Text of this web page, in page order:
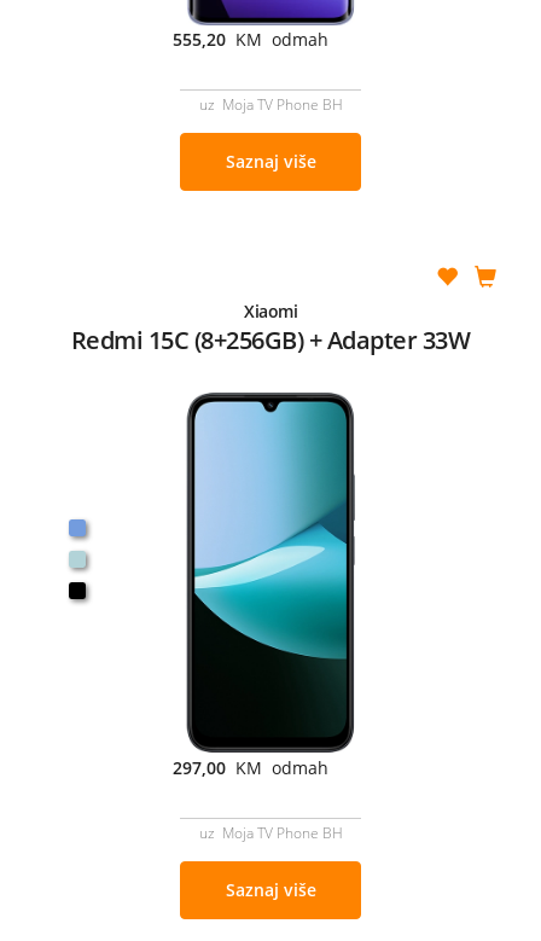
555,20 KM odmah
uz Moja TV Phone BH
Saznaj više
Xiaomi
Redmi 15C (8+256GB) + Adapter 33W
297,00 KM odmah
uz Moja TV Phone BH
Saznaj više